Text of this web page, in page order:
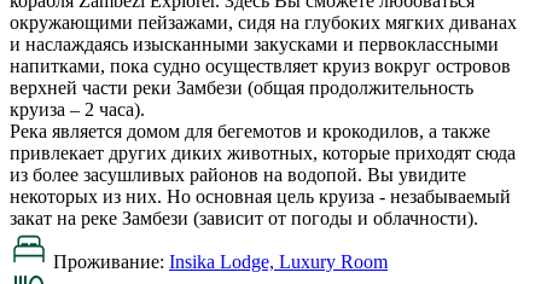
окружающими пейзажами, сидя на глубоких мягких диванах
и наслаждаясь изысканными закусками и первоклассными
напитками, пока судно осуществляет круиз вокруг островов
верхней части реки Замбези (общая продолжительность
круиза – 2 часа).
Река является домом для бегемотов и крокодилов, а также
привлекает других диких животных, которые приходят сюда
из более засушливых районов на водопой. Вы увидите
некоторых из них. Но основная цель круиза - незабываемый
закат на реке Замбези (зависит от погоды и облачности).
Проживание: Insika Lodge, Luxury Room